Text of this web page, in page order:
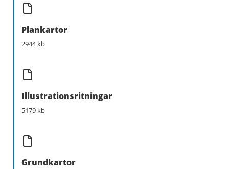
Plankartor
2944 kb
Illustrationsritningar
5179 kb
Grundkartor